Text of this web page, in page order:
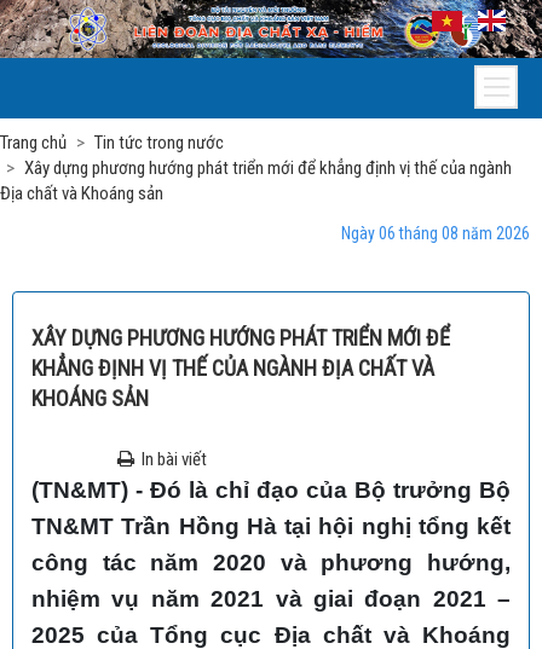
Trang chủ
Tin tức trong nước
Xây dựng phương hướng phát triển mới để khẳng định vị thế của ngành
Địa chất và Khoáng sản
Ngày 06 tháng 08 năm 2026
XÂY DỰNG PHƯƠNG HƯỚNG PHÁT TRIỂN MỚI ĐỂ
KHẲNG ĐỊNH VỊ THẾ CỦA NGÀNH ĐỊA CHẤT VÀ
KHOÁNG SẢN
In bài viết
(TN&MT) - Đó là chỉ đạo của Bộ trưởng Bộ
TN&MT Trần Hồng Hà tại hội nghị tổng kết
công tác năm 2020 và phương hướng,
nhiệm vụ năm 2021 và giai đoạn 2021 –
2025 của Tổng cục Địa chất và Khoáng